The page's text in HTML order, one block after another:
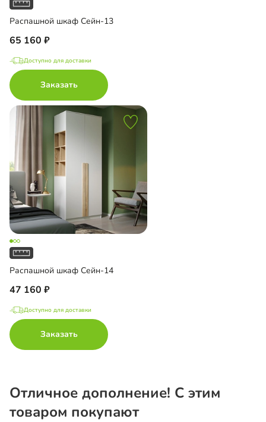
Распашной шкаф Сейн-13
65 160
Доступно для доставки
Заказать
Распашной шкаф Сейн-14
47 160
Доступно для доставки
Заказать
Отличное дополнение! С этим
товаром покупают